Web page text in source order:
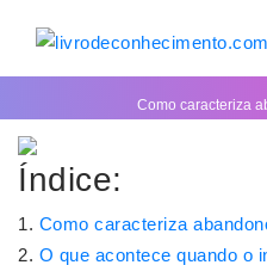
Como caracteriza
Índice:
Como caracteriza
O que acontece quando o